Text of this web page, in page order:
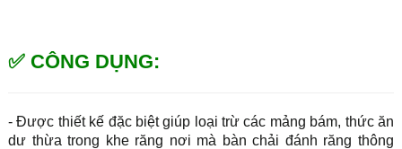
✅ CÔNG DỤNG:
- Được thiết kế đặc biệt giúp loại trừ các mảng bám, thức ăn
dư thừa trong khe răng nơi mà bàn chải đánh răng thông